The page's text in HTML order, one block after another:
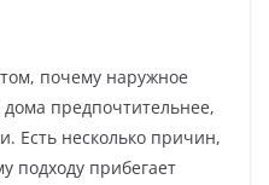
почему наружное
дома предпочтительнее,
Есть несколько причин,
подходу прибегает